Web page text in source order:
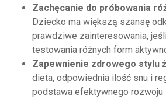
Zachęcanie do próbowania
Dziecko ma większą szansę
prawdziwe zainteresowania,
testowania różnych form
Zapewnienie zdrowego stylu
dieta, odpowiednia ilość snu i
podstawa efektywnego rozwoju